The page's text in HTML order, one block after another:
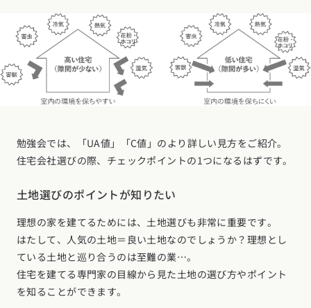
勉強会では、「UA値」「C値」のより詳しい見方をご紹介。
住宅会社選びの際、チェックポイントの1つになるはずです。
土地選びのポイントが知りたい
理想の家を建てるためには、土地選びも非常に重要です。
はたして、人気の土地＝良い土地なのでしょうか？理想とし
ている土地と巡り合うのは至難の業…。
住宅を建てる専門家の目線から見た土地の選び方やポイント
を知ることができます。